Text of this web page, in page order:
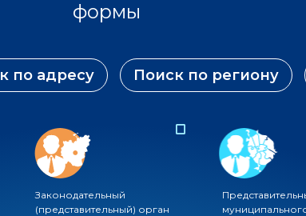
формы
по адресу Поиск по региону
Законодательный
(представительный) орган